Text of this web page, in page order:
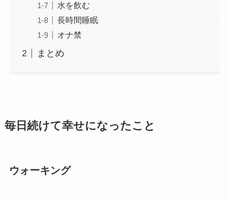
水を飲む
長時間睡眠
オナ禁
まとめ
毎日続けて幸せになったこと
ウォーキング